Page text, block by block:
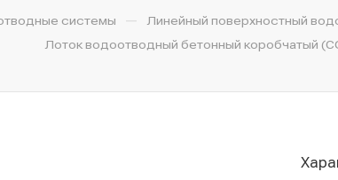
системы — Линейный поверхностный
Лоток водоотводный бетонный коробчатый